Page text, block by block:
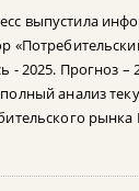
выпустила
- 2025. Прогноз –
анализ
рынка